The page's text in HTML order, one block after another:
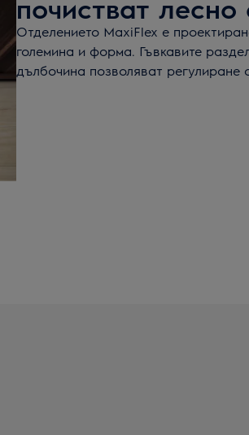
почистват лесно
Отделението MaxiFlex е
големина и форма. Гъвкавите
дълбочина позволяват регулиране